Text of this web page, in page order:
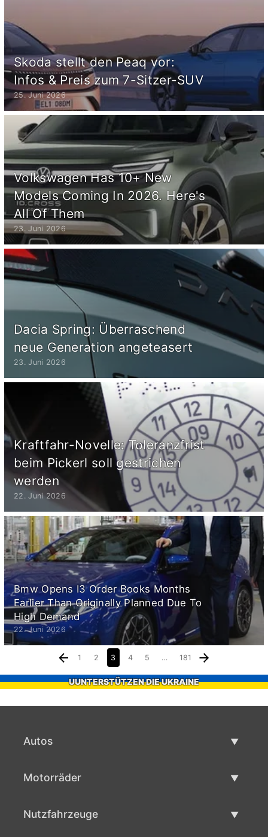
Skoda stellt den Peaq vor:
Infos & Preis zum 7-Sitzer-SUV
25. Juni 2026
Volkswagen Has 10+ New
Models Coming In 2026. Here's
All Of Them
23. Juni 2026
Dacia Spring: Überraschend
neue Generation angeteasert
23. Juni 2026
Kraftfahr-Novelle: Toleranzfrist
beim Pickerl soll gestrichen
werden
22. Juni 2026
Bmw Opens I3 Order Books Months
Earlier Than Originally Planned Due To
High Demand
22. Juni 2026
1 2 3 4 5 … 181
UUNTERSTÜTZEN DIE UKRAINE
Autos
Motorräder
Nutzfahrzeuge